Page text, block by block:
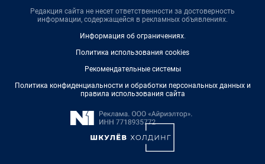
Редакция сайта не несет ответственности за достоверность
информации, содержащейся в рекламных объявлениях.
Информация об ограничениях.
Политика использования cookies
Рекомендательные системы
Политика конфиденциальности и обработки персональных данных и
правила использования сайта